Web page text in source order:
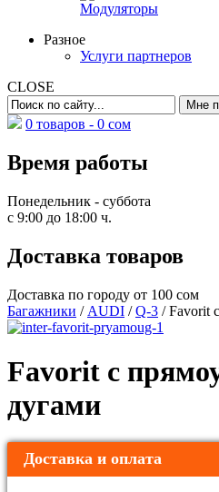
Модуляторы
Разное
Услуги партнеров
CLOSE
0 товаров - 0 сом
Время работы
Понедельник - суббота
с 9:00 до 18:00 ч.
Доставка товаров
Доставка по городу от 100 сом
Багажники / AUDI /Q-3 / Favorit
Favorit с
дугами
Доставка и оплата